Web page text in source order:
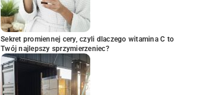
Sekret promiennej cery, czyli dlaczego witamina C to
Twój najlepszy sprzymierzeniec?